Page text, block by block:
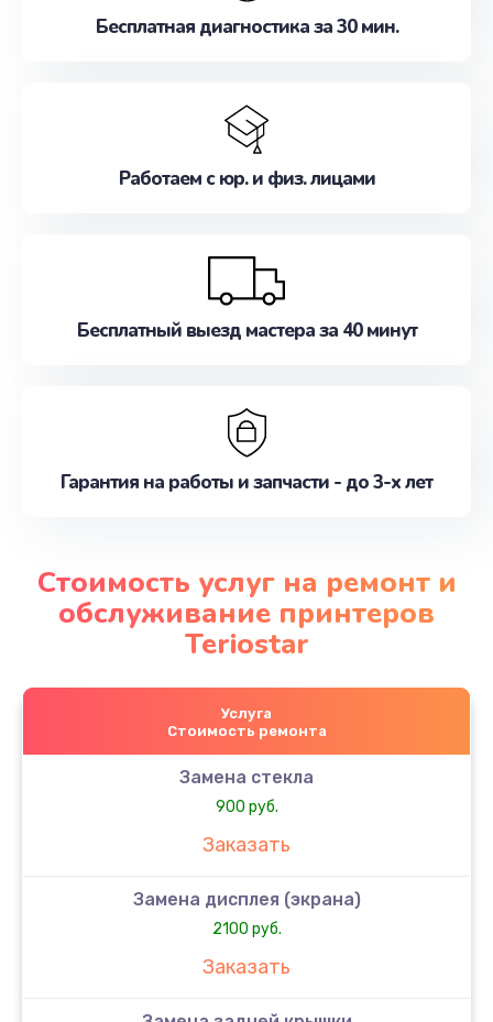
Бесплатная диагностика за 30 мин.
Работаем с юр. и физ. лицами
Бесплатный выезд мастера за 40 минут
Гарантия на работы и запчасти - до 3-х лет
Стоимость услуг на ремонт и
обслуживание принтеров
Teriostar
Услуга
Стоимость ремонта
Замена стекла
900 руб.
Заказать
Замена дисплея (экрана)
2100 руб.
Заказать